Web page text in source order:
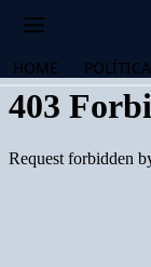
HOME POLÍTICA